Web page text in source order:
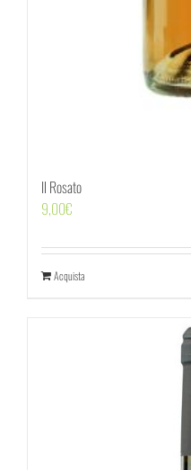
Il Rosato
9,00€
Acquista